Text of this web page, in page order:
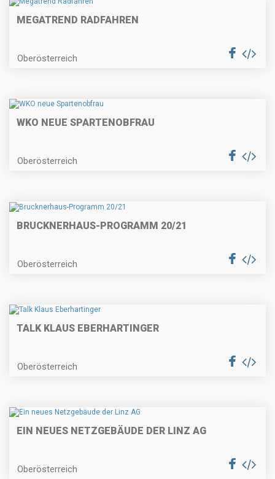
MEGATREND RADFAHREN
Oberösterreich
WKO NEUE SPARTENOBFRAU
Oberösterreich
BRUCKNERHAUS-PROGRAMM 20/21
Oberösterreich
TALK KLAUS EBERHARTINGER
Oberösterreich
EIN NEUES NETZGEBÄUDE DER LINZ AG
Oberösterreich